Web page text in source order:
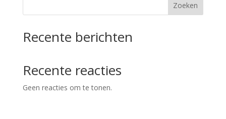
Zoeken
Recente berichten
Recente reacties
Geen reacties om te tonen.